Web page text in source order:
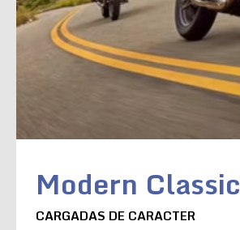
Modern Classic
CARGADAS DE CARACTER